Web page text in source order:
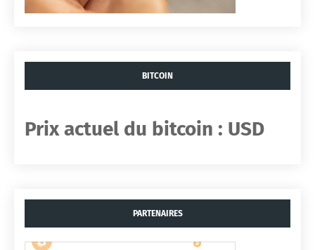
BITCOIN
Prix ​​actuel du bitcoin : USD
PARTENAIRES